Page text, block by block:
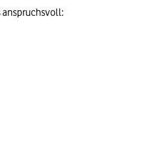
anspruchsvoll: